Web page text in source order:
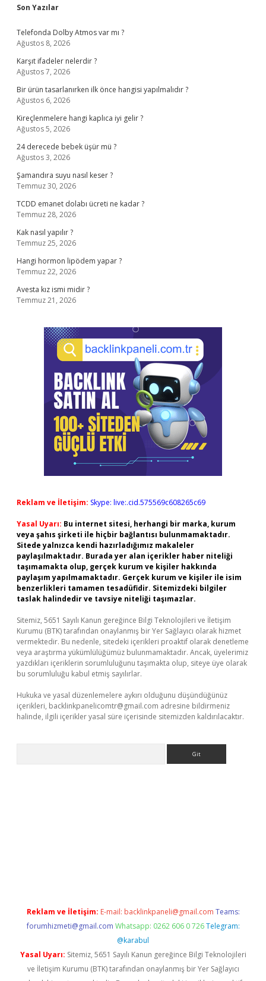
Sidebar
Son Yazılar
Telefonda Dolby Atmos var mı ?
Ağustos 8, 2026
Karşıt ifadeler nelerdir ?
Ağustos 7, 2026
Bir ürün tasarlanırken ilk önce hangisi yapılmalıdır ?
Ağustos 6, 2026
Kireçlenmelere hangi kaplıca iyi gelir ?
Ağustos 5, 2026
24 derecede bebek üşür mü ?
Ağustos 3, 2026
Şamandıra suyu nasıl keser ?
Temmuz 30, 2026
TCDD emanet dolabı ücreti ne kadar ?
Temmuz 28, 2026
Kak nasıl yapılır ?
Temmuz 25, 2026
Hangi hormon lipödem yapar ?
Temmuz 22, 2026
Avesta kız ismi midir ?
Temmuz 21, 2026
Reklam ve İletişim: Skype: live:.cid.575569c608265c69
Yasal Uyarı: Bu internet sitesi, herhangi bir marka, kurum
veya şahıs şirketi ile hiçbir bağlantısı bulunmamaktadır.
Sitede yalnızca kendi hazırladığımız makaleler
paylaşılmaktadır. Burada yer alan içerikler haber niteliği
taşımamakta olup, gerçek kurum ve kişiler hakkında
paylaşım yapılmamaktadır. Gerçek kurum ve kişiler ile isim
benzerlikleri tamamen tesadüfidir. Sitemizdeki bilgiler
taslak halindedir ve tavsiye niteliği taşımazlar.
Sitemiz, 5651 Sayılı Kanun gereğince Bilgi Teknolojileri ve İletişim
Kurumu (BTK) tarafından onaylanmış bir Yer Sağlayıcı olarak hizmet
vermektedir. Bu nedenle, sitedeki içerikleri proaktif olarak denetleme
veya araştırma yükümlülüğümüz bulunmamaktadır. Ancak, üyelerimiz
yazdıkları içeriklerin sorumluluğunu taşımakta olup, siteye üye olarak
bu sorumluluğu kabul etmiş sayılırlar.
Hukuka ve yasal düzenlemelere aykırı olduğunu düşündüğünüz
içerikleri, backlinkpanelicomtr@gmail.com adresine bildirmeniz
halinde, ilgili içerikler yasal süre içerisinde sitemizden kaldırılacaktır.
Reklam ve İletişim: E-mail: backlinkpaneli@gmail.com Teams:
forumhizmeti@gmail.com Whatsapp: 0262 606 0 726 Telegram:
@karabul
Yasal Uyarı: Sitemiz, 5651 Sayılı Kanun gereğince Bilgi Teknolojileri
ve İletişim Kurumu (BTK) tarafından onaylanmış bir Yer Sağlayıcı